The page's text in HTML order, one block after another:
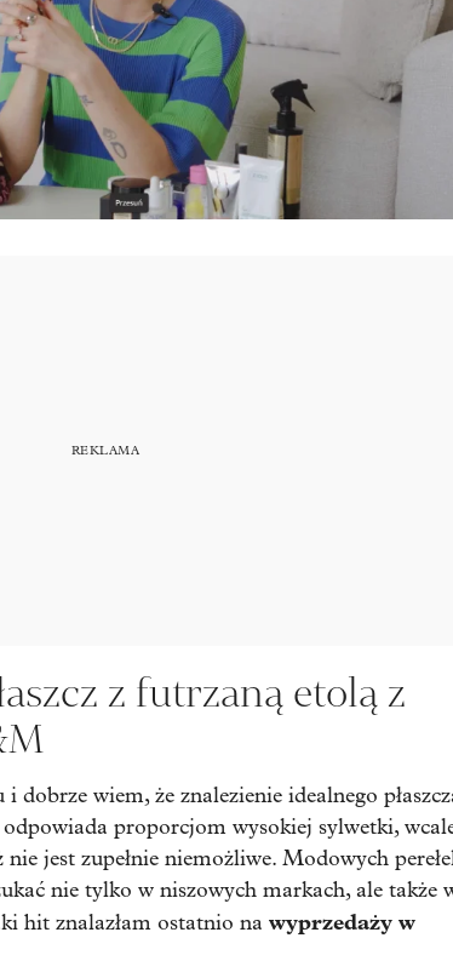
z futrzaną etolą z
wiem, że znalezienie idealnego
odpowiada proporcjom wysokiej sylwetki,
jest zupełnie niemożliwe. Modowych
nie tylko w niszowych markach, ale także
hit znalazłam ostatnio na wyprzedaży w